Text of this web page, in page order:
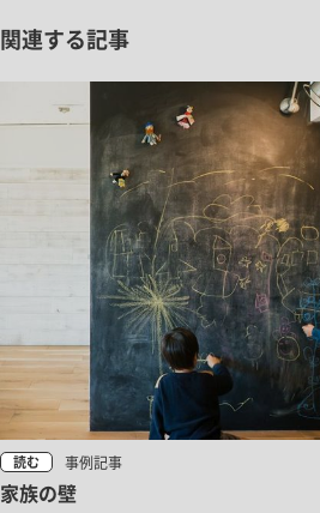
関連する記事
読む 事例記事
家族の壁